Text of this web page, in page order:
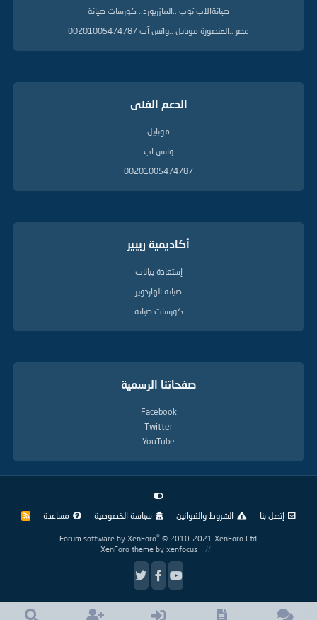
صيانةالاب توب ..المازربورد.. كورسات صيانة
مصر ..المنصورة موبايل ..واتس آب 00201005474787
الدعم الفنى
موبايل
واتس آب
00201005474787
أكاديمية ريبير
إستعادة بيانات
صيانة الهاردوير
كورسات صيانة
صفحاتنا الرسمية
Facebook
Twitter
YouTube
إتصل بنا الشروط والقوانين سياسة الخصوصية مساعدة
R
Forum software by XenForo® © 2010-2021 XenForo Ltd.
XenForo theme by xenfocus